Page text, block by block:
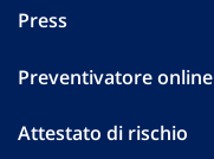
Press
Preventivatore online
Attestato di rischio